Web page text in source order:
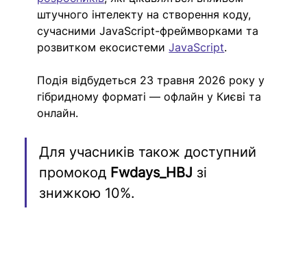
штучного інтелекту на створення коду,
сучасними JavaScript-фреймворками та
розвитком екосистеми JavaScript.
Подія відбудеться 23 травня 2026 року у
гібридному форматі — офлайн у Києві та
онлайн.
Для учасників також доступний
промокод Fwdays_HBJ зі
знижкою 10%.